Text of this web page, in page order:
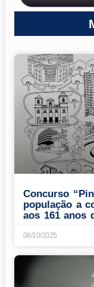
Concurso
população a
aos 161 anos
08/10/2025